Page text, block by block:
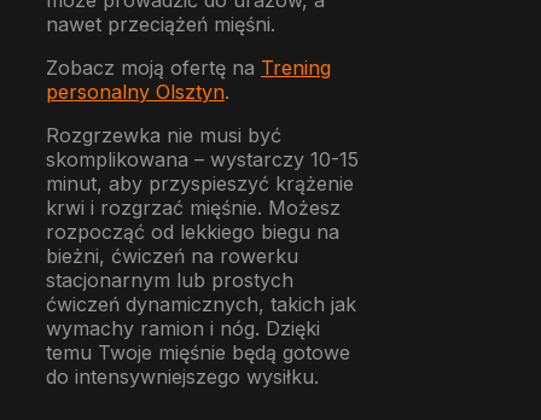
nawet przeciążeń mięśni.
Zobacz moją ofertę na Trening
personalny Olsztyn.
Rozgrzewka nie musi być
skomplikowana – wystarczy 10-15
minut, aby przyspieszyć krążenie
krwi i rozgrzać mięśnie. Możesz
rozpocząć od lekkiego biegu na
bieżni, ćwiczeń na rowerku
stacjonarnym lub prostych
ćwiczeń dynamicznych, takich jak
wymachy ramion i nóg. Dzięki
temu Twoje mięśnie będą gotowe
do intensywniejszego wysiłku.